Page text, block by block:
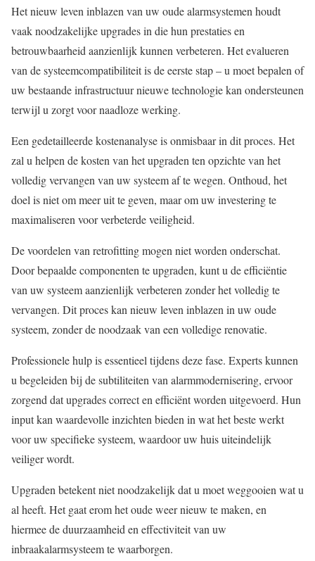
Het nieuw leven inblazen van uw oude alarmsystemen houdt
vaak noodzakelijke upgrades in die hun prestaties en
betrouwbaarheid aanzienlijk kunnen verbeteren. Het evalueren
van de systeemcompatibiliteit is de eerste stap – u moet bepalen of
uw bestaande infrastructuur nieuwe technologie kan ondersteunen
terwijl u zorgt voor naadloze werking.
Een gedetailleerde kostenanalyse is onmisbaar in dit proces. Het
zal u helpen de kosten van het upgraden ten opzichte van het
volledig vervangen van uw systeem af te wegen. Onthoud, het
doel is niet om meer uit te geven, maar om uw investering te
maximaliseren voor verbeterde veiligheid.
De voordelen van retrofitting mogen niet worden onderschat.
Door bepaalde componenten te upgraden, kunt u de efficiëntie
van uw systeem aanzienlijk verbeteren zonder het volledig te
vervangen. Dit proces kan nieuw leven inblazen in uw oude
systeem, zonder de noodzaak van een volledige renovatie.
Professionele hulp is essentieel tijdens deze fase. Experts kunnen
u begeleiden bij de subtiliteiten van alarmmodernisering, ervoor
zorgend dat upgrades correct en efficiënt worden uitgevoerd. Hun
input kan waardevolle inzichten bieden in wat het beste werkt
voor uw specifieke systeem, waardoor uw huis uiteindelijk
veiliger wordt.
Upgraden betekent niet noodzakelijk dat u moet weggooien wat u
al heeft. Het gaat erom het oude weer nieuw te maken, en
hiermee de duurzaamheid en effectiviteit van uw
inbraakalarmsysteem te waarborgen.